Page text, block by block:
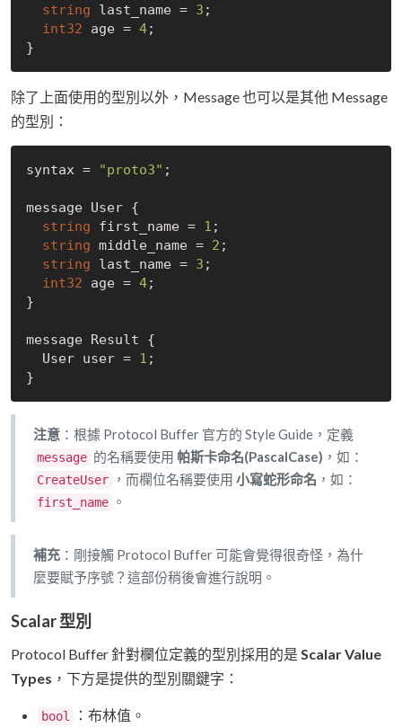
string last_name = 3 ;
int32 age = 4;
除了上面使用的型別以外，Message 也可以是其他 Message
的型別：
syntax = "proto3" ;
message User {
string first_name = 1 ;
string middle_name = 2 ;
string last_name = 3 ;
int32 age = 4;
}
message Result {
  User user =
1 ;
注意 ：根據 Protocol Buffer 官方的 Style Guide，定義
message 的名稱要使用 帕斯卡命名(PascalCase) ，如：
CreateUser ，而欄位名稱要使用 小寫蛇形命名 ，如：
first_name 。
補充 ：剛接觸 Protocol Buffer 可能會覺得很奇怪，為什
麼要賦予序號？這部份稍後會進行說明。
Scalar 型別
Protocol Buffer 針對欄位定義的型別採用的是 Scalar Value
Types ，下方是提供的型別關鍵字：
bool ：布林值。